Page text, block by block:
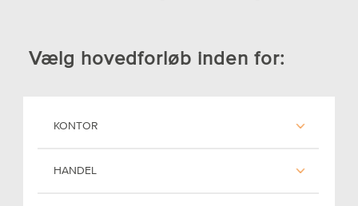
Vælg hovedforløb inden for:
KONTOR
HANDEL